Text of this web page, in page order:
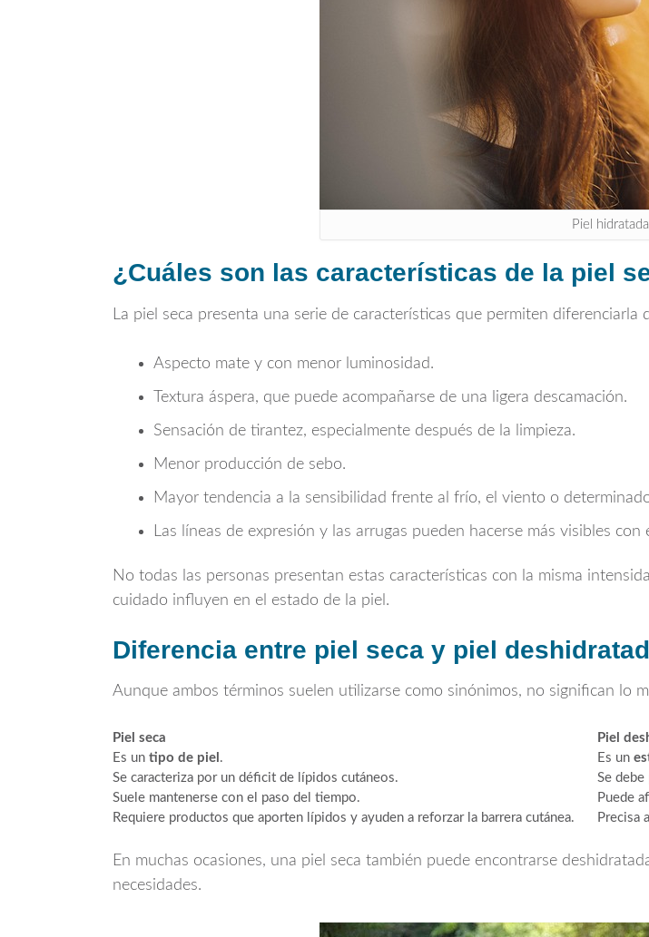
Piel hidratada
¿Cuáles son las características de la piel
La piel seca presenta una serie de características que permiten
Aspecto mate y con menor luminosidad.
Textura áspera, que puede acompañarse de una ligera descamación.
Sensación de tirantez, especialmente después de la limpieza.
Menor producción de sebo.
Mayor tendencia a la sensibilidad frente al frío, el viento o
Las líneas de expresión y las arrugas pueden hacerse más visibles
No todas las personas presentan estas características con la misma
cuidado influyen en el estado de la piel.
Diferencia entre piel seca y piel
Aunque ambos términos suelen utilizarse como sinónimos, no significan lo
Piel seca
Piel
Es un tipo de piel . Es un
Se caracteriza por un déficit de lípidos cutáneos.
Se debe
Suele mantenerse con el paso del tiempo.
Puede
Requiere productos que aporten lípidos y ayuden a reforzar la barrera cutánea.
Precisa
En muchas ocasiones, una piel seca también puede encontrarse
necesidades.